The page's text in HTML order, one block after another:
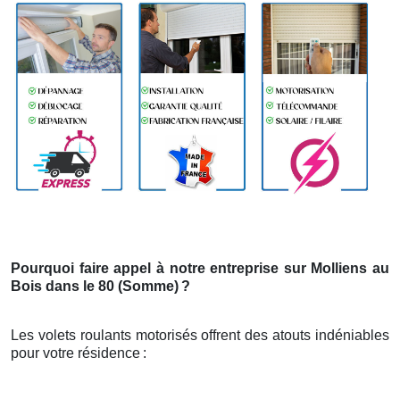
Pourquoi faire appel à notre entreprise sur Molliens au
Bois dans le 80 (Somme) ?
Les volets roulants motorisés offrent des atouts indéniables
pour votre résidence :